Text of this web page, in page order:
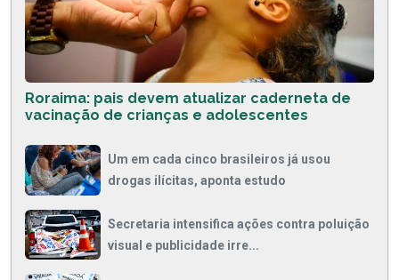
Roraima: pais devem atualizar caderneta de
vacinação de crianças e adolescentes
Um em cada cinco brasileiros já usou
drogas ilícitas, aponta estudo
Secretaria intensifica ações contra poluição
visual e publicidade irre...